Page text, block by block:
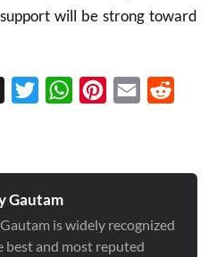
will be strong toward
TwitterWhatsAppPinterest
Email
Gautam
is widely recognized
best and most reputed